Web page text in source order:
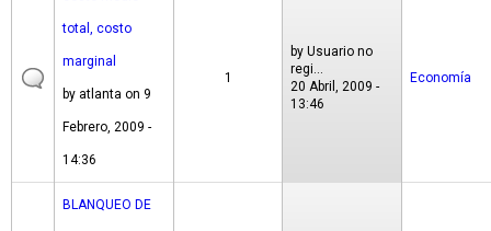
total, costo
marginal
by atlanta on 9
Febrero, 2009 -
14:36
1
by Usuario no
regi...
20 Abril, 2009 -
13:46
Economía
BLANQUEO DE